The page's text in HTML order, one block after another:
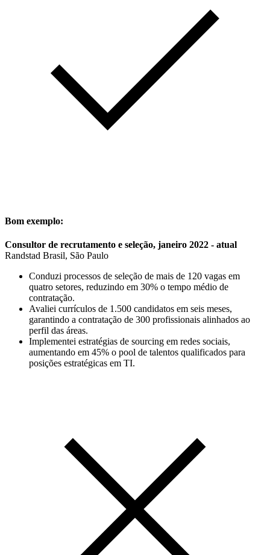
Bom exemplo:
Consultor de recrutamento e seleção, janeiro 2022 - atual
Randstad Brasil, São Paulo
Conduzi processos de seleção de mais de 120 vagas em
quatro setores, reduzindo em 30% o tempo médio de
contratação.
Avaliei currículos de 1.500 candidatos em seis meses,
garantindo a contratação de 300 profissionais alinhados ao
perfil das áreas.
Implementei estratégias de sourcing em redes sociais,
aumentando em 45% o pool de talentos qualificados para
posições estratégicas em TI.